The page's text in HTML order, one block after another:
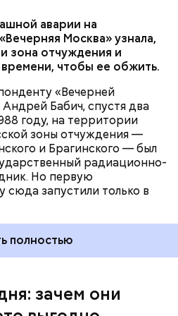
аварии на
Москва» узнала,
зона отчуждения и
чтобы ее обжить.
«Вечерней
Бабич, спустя два
году, на территории
зоны отчуждения —
и Брагинского — был
радиационно-
Но первую
сюда запустили только в
полностью
зачем они
пороге второго
беспрецедентного
от того, какие
мире, — ученые,
специалисты по ядерной
совета «Бюллетеня
решение о
вперед послужили как
между ядерными
так и усиление
мире и отрицание
— прибыльный